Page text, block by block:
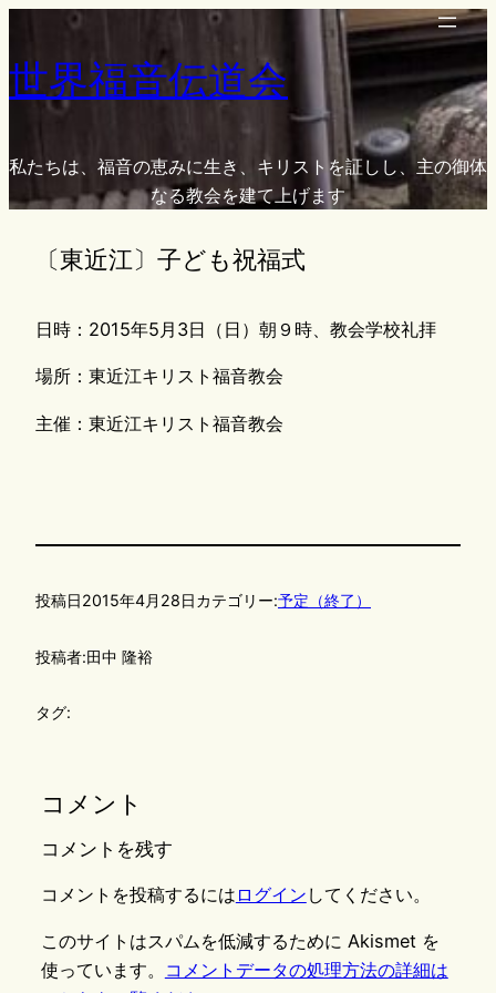
を
ッ
世界福音伝道会
私たちは、福音の恵みに生き、キリストを証しし、主の御体
なる教会を建て上げます
〔東近江〕子ども祝福式
日時：2015年5月3日（日）朝９時、教会学校礼拝
場所：東近江キリスト福音教会
主催：東近江キリスト福音教会
投稿日2015年4月28日カテゴリー:予定（終了）
投稿者:田中 隆裕
タグ:
コメント
コメントを残す
コメントを投稿するには ログイン してください。
このサイトはスパムを低減するために Akismet を
使っています。
コメントデータの処理方法の詳細は